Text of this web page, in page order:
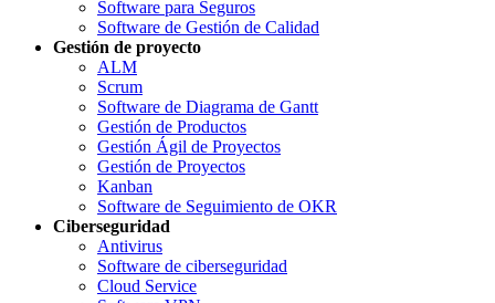
Software para Seguros
Software de Gestión de Calidad
Gestión de proyecto
ALM
Scrum
Software de Diagrama de Gantt
Gestión de Productos
Gestión Ágil de Proyectos
Gestión de Proyectos
Kanban
Software de Seguimiento de OKR
Ciberseguridad
Antivirus
Software de ciberseguridad
Cloud Service